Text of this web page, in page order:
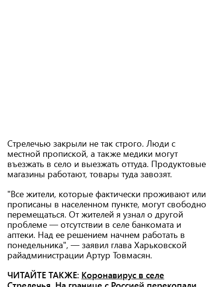
Стрелечью закрыли не так строго. Люди с
местной пропиской, а также медики могут
въезжать в село и выезжать оттуда. Продуктовые
магазины работают, товары туда завозят.
"Все жители, которые фактически проживают или
прописаны в населенном пункте, могут свободно
перемещаться. От жителей я узнал о другой
проблеме — отсутствии в селе банкомата и
аптеки. Над ее решением начнем работать в
понедельника", — заявил глава Харьковской
райадминистрации Артур Товмасян.
ЧИТАЙТЕ ТАКЖЕ: Коронавирус в селе